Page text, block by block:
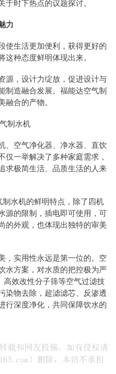
于时下热点的议题探讨。
力
使生活更加便利，获得更好的
这种态度鲜明体现出来。
源，设计力绽放，促进设计与
制造融合发展。福能达空气制
融合的产物。
、空气净化器、净水器、直饮
仅一举解决了多种家庭需求，
求极简生活、品质生活的人来
制水机的鲜明特点，除了四机
源的限制，插电即可使用，可
的外观，也体现出独特的审美
，实用性永远是第一位的。空
水方案，对水质的把控极为严
高效改性分子筛等空气过滤技
染物去除，超滤滤芯、反渗透
行深度净化，共同保障饮水的